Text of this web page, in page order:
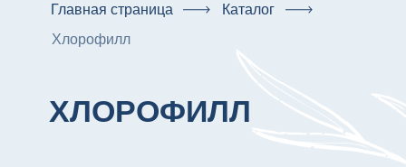
Главная страница
Каталог
Хлорофилл
ХЛОРОФИЛЛ